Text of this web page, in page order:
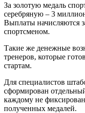
За золотую медаль
серебряную – 3
Выплаты начисляются
спортсменом.
Такие же денежные
тренеров, которые
стартам.
Для специалистов
сформирован
каждому не
полученных медалей.